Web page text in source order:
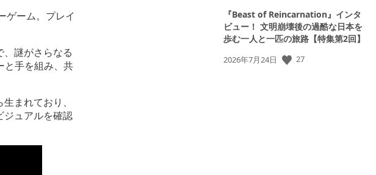
ゲーム。プレイ
謎がさらなる
と手を組み、共
まれており、
ジュアルを確認
『Beast of Reincarnation』インタ
ビュー！ 文明崩壊後の過酷な日本を
歩む一人と一匹の旅路【特集第2回】
公
2026年7月24日 27